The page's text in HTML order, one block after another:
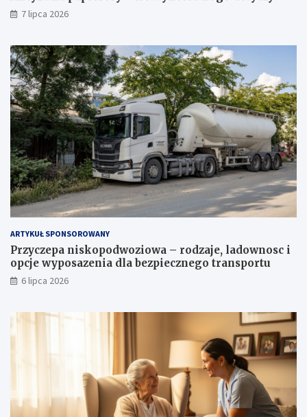
7 lipca 2026
ARTYKUŁ SPONSOROWANY
Przyczepa niskopodwoziowa – rodzaje, ladownosc i
opcje wyposazenia dla bezpiecznego transportu
6 lipca 2026